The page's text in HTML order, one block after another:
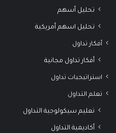
تحليل أسهم
تحليل اسهم أمريكية
أفكار تداول
أفكار تداول مجانية
استراتيجيات تداول
تعلم التداول
تعليم سيكولوجية التداول
أكاديمية التداول